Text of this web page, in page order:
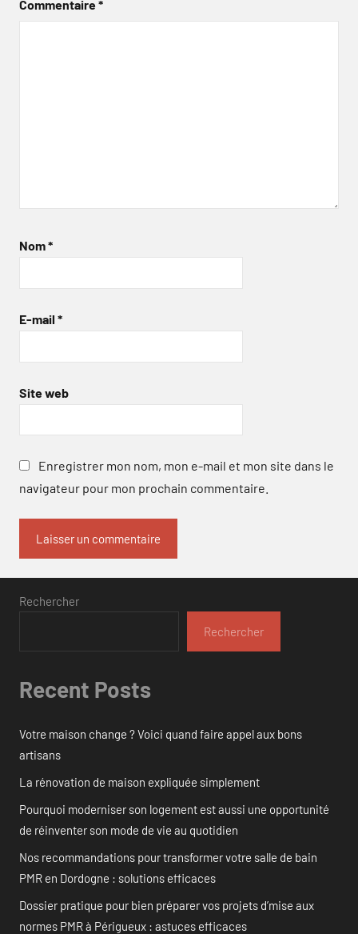
Commentaire*
Nom*
E-mail *
Site web
Enregistrer mon nom, mon e-mail et mon site dans le
navigateur pour mon prochain commentaire.
Rechercher
Rechercher
Recent Posts
Votre maison change ? Voici quand faire appel aux bons
artisans
La rénovation de maison expliquée simplement
Pourquoi moderniser son logement est aussi une opportunité
de réinventer son mode de vie au quotidien
Nos recommandations pour transformer votre salle de bain
PMR en Dordogne : solutions efficaces
Dossier pratique pour bien préparer vos projets d’mise aux
normes PMR à Périgueux : astuces efficaces